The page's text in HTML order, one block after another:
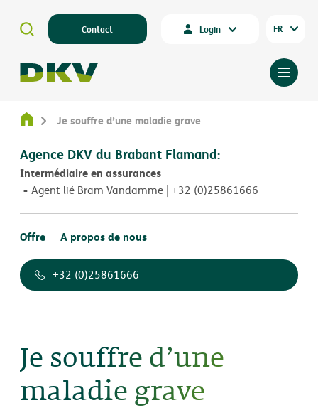
Contact Login FR
Agence DKV du Brabant Flamand:
Intermédiaire en assurances
Agent lié Bram Vandamme | +32 (0)25861666
Offre A propos de nous
+32 (0)25861666
Je souffre d’une
maladie grave
Je souffre d’une maladie grave